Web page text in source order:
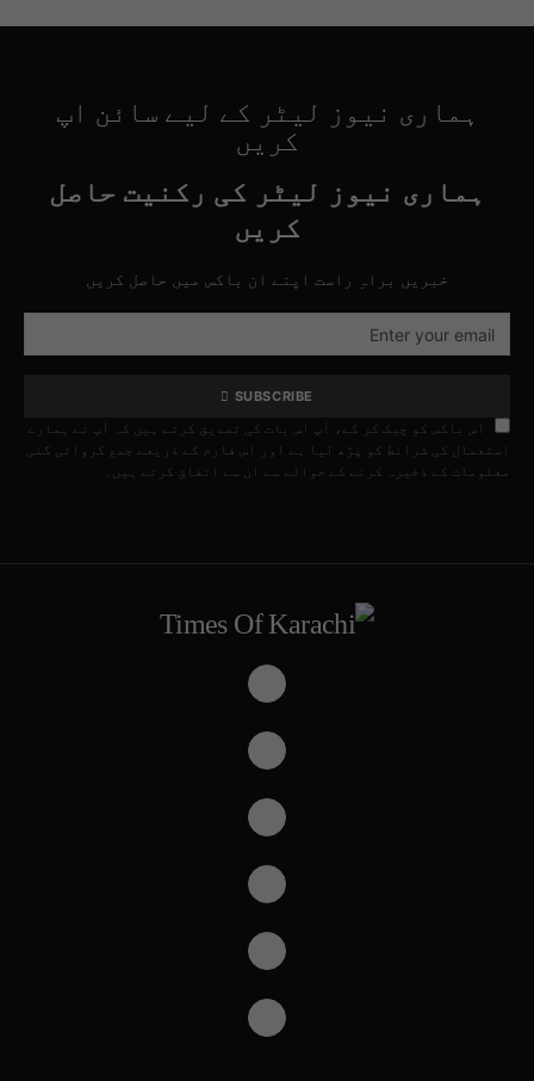
ہماری نیوز لیٹر کے لیے سائن اپ
کریں
ہماری نیوز لیٹر کی رکنیت حاصل
کریں
خبریں براہِ راست اپنے ان باکس میں حاصل کریں
SUBSCRIBE
اس باکس کو چیک کر کے، آپ اس بات کی تصدیق کرتے ہیں کہ آپ نے ہمارے
استعمال کی شرائط کو پڑھ لیا ہے اور اس فارم کے ذریعے جمع کروائی گئی
معلومات کے ذخیرہ کرنے کے حوالے سے ان سے اتفاق کرتے ہیں۔